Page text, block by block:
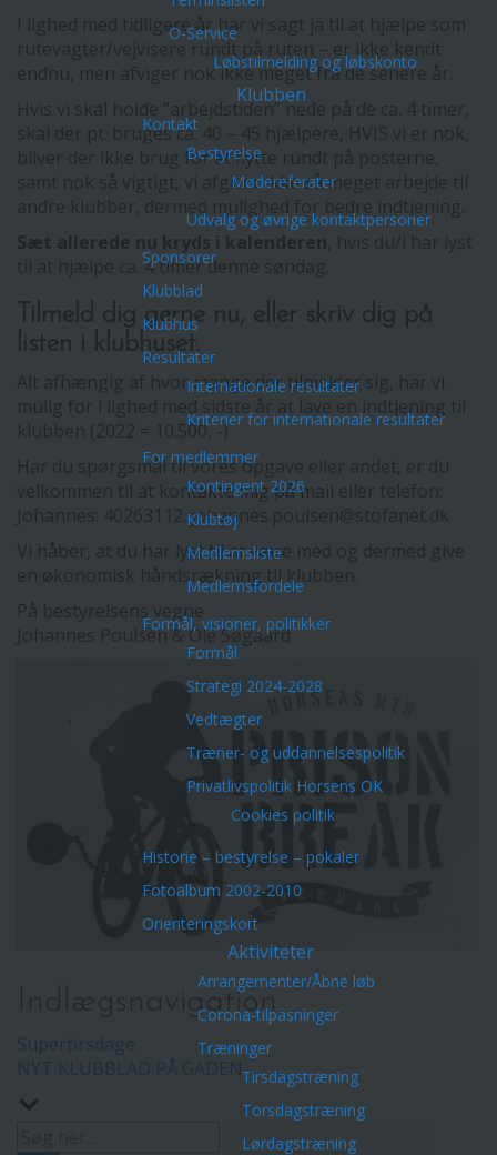
O-Service
Løbstilmelding og løbskonto
Klubben
Kontakt
Bestyrelse
Mødereferater
Udvalg og øvrige kontaktpersoner
Sponsorer
Klubblad
Klubhus
Resultater
Internationale resultater
Kriterier for internationale resultater
For medlemmer
Kontingent 2026
Klubtøj
Medlemsliste
Medlemsfordele
Formål, visioner, politikker
Formål
Strategi 2024-2028
Vedtægter
Træner- og uddannelsespolitik
Privatlivspolitik Horsens OK
Cookies politik
Historie – bestyrelse – pokaler
Fotoalbum 2002-2010
Orienteringskort
Aktiviteter
Arrangementer/Åbne løb
Corona-tilpasninger
Træninger
Tirsdagstræning
Torsdagstræning
Lørdagstræning
I lighed med tidligere år har vi sagt ja til at hjælpe som
endnu, men afviger nok ikke meget fra de senere år.
Hvis vi skal holde ”arbejdstiden” nede på de ca. 4 timer,
skal der pt. bruges ca. 40 – 45 hjælpere, HVIS vi er nok,
bliver der ikke brug for at flytte rundt på posterne,
samt nok så vigtigt, vi afgiver ikke så meget arbejde til
til at hjælpe ca. 4 timer denne søndag.
Tilmeld dig gerne nu, eller skriv dig på
listen i klubhuset.
Alt afhængig af hvor mange der tilmelder sig, har vi
klubben (2022 = 10.500, -)
Har du spørgsmål til vores opgave eller andet, er du
velkommen til at kontakte mig på mail eller telefon:
Johannes: 40263112. johannes.poulsen@stofanet.dk
Vi håber, at du har lyst til at være med og dermed give
en økonomisk håndsrækning til klubben.
På bestyrelsens vegne
Johannes Poulsen & Ole Søgaard
Indlægsnavigation